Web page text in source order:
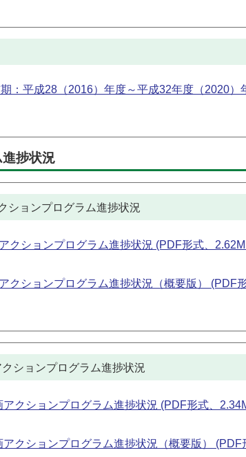
：平成28（2016）年度～平成32年度（2020）
捗状況
ションプログラム進捗状況
クションプログラム進捗状況 (PDF形式、
ションプログラム進捗状況（概要版） (PDF形
ションプログラム進捗状況
クションプログラム進捗状況 (PDF形式、
クションプログラム進捗状況（概要版） (PDF